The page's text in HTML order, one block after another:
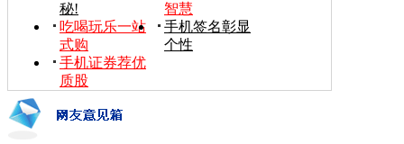
秘!
智慧
吃喝玩乐一站
式购
手机签名彰显
个性
手机证券荐优
质股